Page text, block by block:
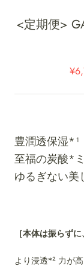
<定期便>
豊潤透保湿*¹
至福の炭酸*
ゆるぎない美
［本体は振らず
より浸透*² 力が